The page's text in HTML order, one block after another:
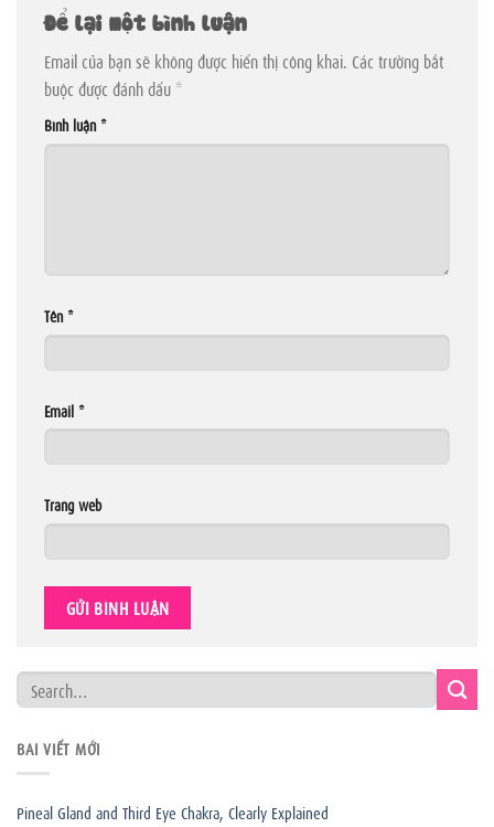
Để lại một bình luận
Email của bạn sẽ không được hiển thị công khai. Các trường bắt
buộc được đánh dấu *
Bình luận *
Tên *
Email *
Trang web
BÀI VIẾT MỚI
Pineal Gland and Third Eye Chakra, Clearly Explained